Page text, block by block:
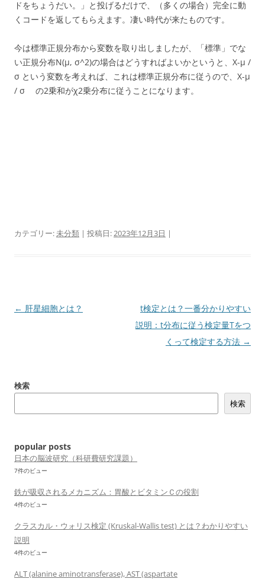
ドをちょうだい。」と投げるだけで、（多くの場合）完全に動
くコードを返してもらえます。凄い時代が来たものです。
今は標準正規分布から変数を取り出しましたが、「標準」でな
い正規分布N(μ, σ^2)の場合はどうすればよいかというと、X-μ /
σ という変数を考えれば、これは標準正規分布に従うので、X-μ
/ σ の2乗和がχ2乗分布に従うことになります。
カテゴリー:未分類 | 投稿日:2023年12月3日 |
投
ー
← 肝星細胞とは？
t検定とは？一番分かりやすい
説明：t分布に従う検定量Tをつ
くって検定する方法 →
検索
検索
popular posts
日本の脳波研究（科研費研究課題）
7件のビュー
鉄が吸収されるメカニズム：胃酸とビタミンＣの役割
4件のビュー
クラスカル・ウォリス検定 (Kruskal-Wallis test) とは？わかりやすい
説明
4件のビュー
ALT (alanine aminotransferase), AST (aspartate